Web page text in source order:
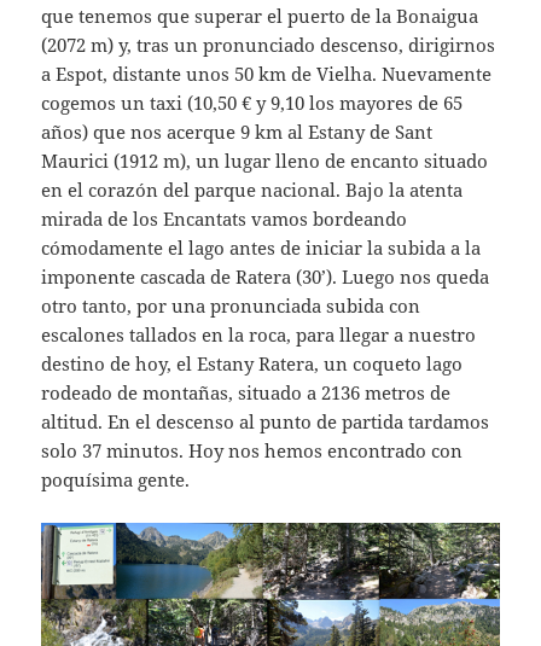
que tenemos que superar el puerto de la Bonaigua
(2072 m) y, tras un pronunciado descenso, dirigirnos
a Espot, distante unos 50 km de Vielha. Nuevamente
cogemos un taxi (10,50 € y 9,10 los mayores de 65
años) que nos acerque 9 km al Estany de Sant
Maurici (1912 m), un lugar lleno de encanto situado
en el corazón del parque nacional. Bajo la atenta
mirada de los Encantats vamos bordeando
cómodamente el lago antes de iniciar la subida a la
imponente cascada de Ratera (30’). Luego nos queda
otro tanto, por una pronunciada subida con
escalones tallados en la roca, para llegar a nuestro
destino de hoy, el Estany Ratera, un coqueto lago
rodeado de montañas, situado a 2136 metros de
altitud. En el descenso al punto de partida tardamos
solo 37 minutos. Hoy nos hemos encontrado con
poquísima gente.